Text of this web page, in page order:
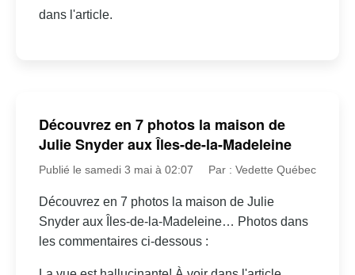
dans l'article.
Découvrez en 7 photos la maison de
Julie Snyder aux Îles-de-la-Madeleine
Publié le samedi 3 mai à 02:07 Par : Vedette Québec
Découvrez en 7 photos la maison de Julie
Snyder aux Îles-de-la-Madeleine… Photos dans
les commentaires ci-dessous :